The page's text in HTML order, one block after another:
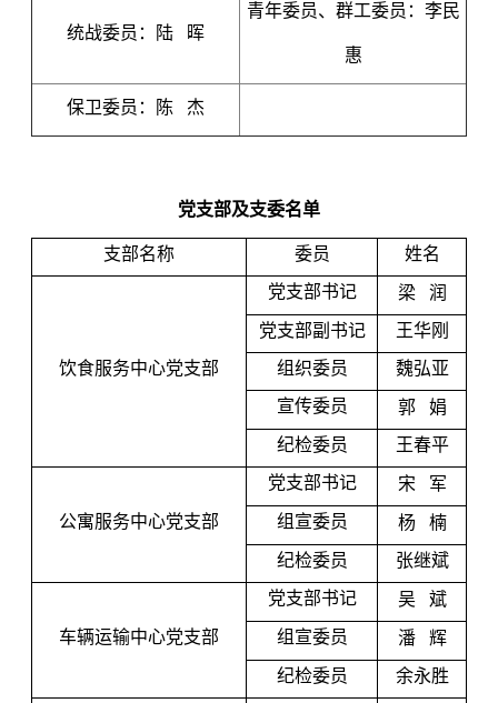
统战委员：陆 晖
青年委员、群工委员：李民
惠
保卫委员：陈 杰
党支部及支委名单
支部名称 委员 姓名
饮食服务中心党支部
党支部书记 梁
润
党支部副书记
王华刚
组织委员
魏弘亚
宣传委员
郭
娟
纪检委员
王春平
公寓服务中心党支部
党支部书记 宋
军
组宣委员
杨
楠
纪检委员
张继斌
车辆运输中心党支部
党支部书记 吴
斌
组宣委员
潘
辉
纪检委员
余永胜